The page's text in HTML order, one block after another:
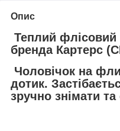
Опис
Теплий флісовий
бренда Картерс
Чоловічок на
дотик.
зручно знімати та